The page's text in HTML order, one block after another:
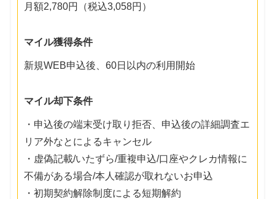
月額2,780円（税込3,058円）
マイル獲得条件
新規WEB申込後、60日以内の利用開始
マイル却下条件
・申込後の端末受け取り拒否、申込後の詳細調査エ
リア外なとによるキャンセル
・虚偽記載/いたずら/重複申込/口座やクレカ情報に
不備がある場合/本人確認が取れないお申込
・初期契約解除制度による短期解約